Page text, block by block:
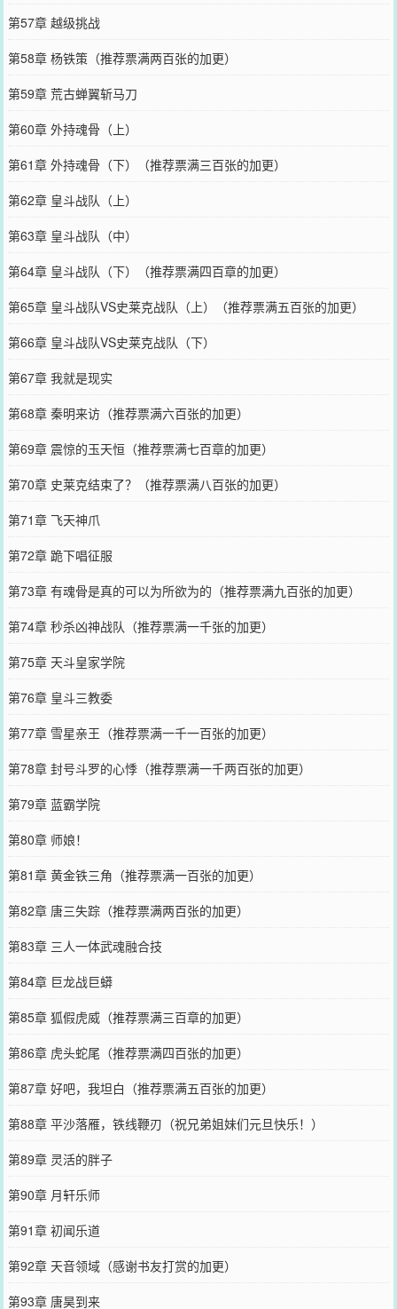
第57章 越级挑战
第58章 杨铁策（推荐票满两百张的加更）
第59章 荒古蝉翼斩马刀
第60章 外持魂骨（上）
第61章 外持魂骨（下）（推荐票满三百张的加更）
第62章 皇斗战队（上）
第63章 皇斗战队（中）
第64章 皇斗战队（下）（推荐票满四百章的加更）
第65章 皇斗战队VS史莱克战队（上）（推荐票满五百张的加更）
第66章 皇斗战队VS史莱克战队（下）
第67章 我就是现实
第68章 秦明来访（推荐票满六百张的加更）
第69章 震惊的玉天恒（推荐票满七百章的加更）
第70章 史莱克结束了？（推荐票满八百张的加更）
第71章 飞天神爪
第72章 跪下唱征服
第73章 有魂骨是真的可以为所欲为的（推荐票满九百张的加更）
第74章 秒杀凶神战队（推荐票满一千张的加更）
第75章 天斗皇家学院
第76章 皇斗三教委
第77章 雪星亲王（推荐票满一千一百张的加更）
第78章 封号斗罗的心悸（推荐票满一千两百张的加更）
第79章 蓝霸学院
第80章 师娘！
第81章 黄金铁三角（推荐票满一百张的加更）
第82章 唐三失踪（推荐票满两百张的加更）
第83章 三人一体武魂融合技
第84章 巨龙战巨蟒
第85章 狐假虎威（推荐票满三百章的加更）
第86章 虎头蛇尾（推荐票满四百张的加更）
第87章 好吧，我坦白（推荐票满五百张的加更）
第88章 平沙落雁，铁线鞭刃（祝兄弟姐妹们元旦快乐！）
第89章 灵活的胖子
第90章 月轩乐师
第91章 初闻乐道
第92章 天音领域（感谢书友打赏的加更）
第93章 唐昊到来